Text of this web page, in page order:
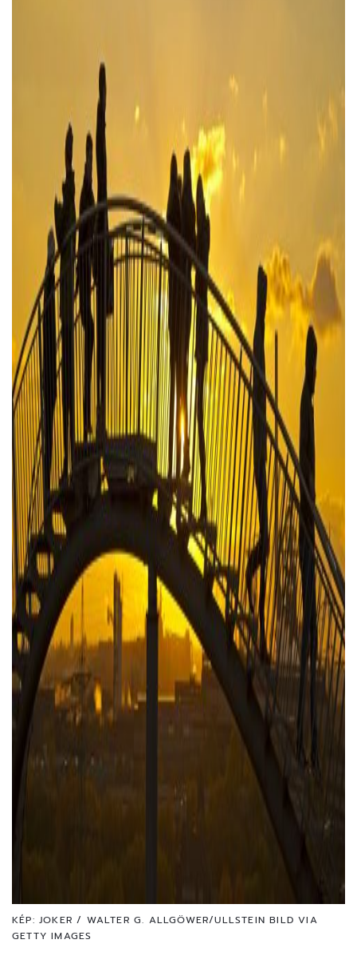
KÉP: JOKER / WALTER G. ALLGÖWER/ULLSTEIN BILD VIA
GETTY IMAGES